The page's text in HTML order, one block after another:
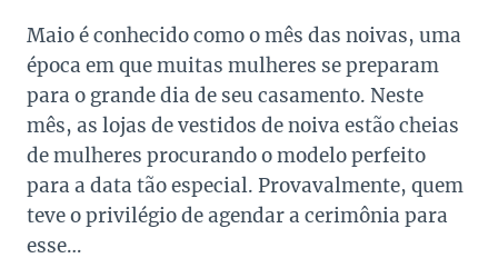
Maio é conhecido como o mês das noivas, uma
época em que muitas mulheres se preparam
para o grande dia de seu casamento. Neste
mês, as lojas de vestidos de noiva estão cheias
de mulheres procurando o modelo perfeito
para a data tão especial. Provavalmente, quem
teve o privilégio de agendar a cerimônia para
esse…